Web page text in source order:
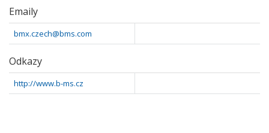
Emaily
bmx.czech@bms.com
Odkazy
http://www.b-ms.cz